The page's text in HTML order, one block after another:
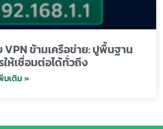
VPN ข้ามเครือข่าย: ปูพื้นฐาน
ห้เชื่อมต่อได้ทั่วถึง
มเติม »